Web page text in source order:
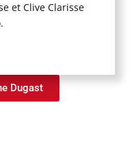
et Clive Clarisse
Dugast